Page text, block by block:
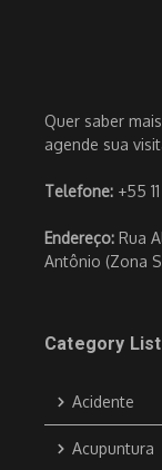
Quer saber
agende sua
Telefone: +55
Endereço: Rua
Antônio (Zona
Category List
Acidente
Acupuntura